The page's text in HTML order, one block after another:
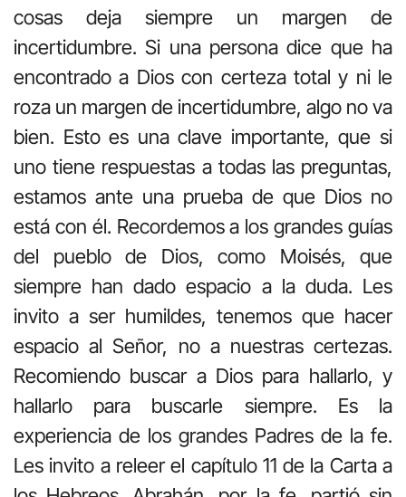
cosas deja siempre un margen de
incertidumbre. Si una persona dice que ha
encontrado a Dios con certeza total y ni le
roza un margen de incertidumbre, algo no va
bien. Esto es una clave importante, que si
uno tiene respuestas a todas las preguntas,
estamos ante una prueba de que Dios no
está con él. Recordemos a los grandes guías
del pueblo de Dios, como Moisés, que
siempre han dado espacio a la duda. Les
invito a ser humildes, tenemos que hacer
espacio al Señor, no a nuestras certezas.
Recomiendo buscar a Dios para hallarlo, y
hallarlo para buscarle siempre. Es la
experiencia de los grandes Padres de la fe.
Les invito a releer el capítulo 11 de la Carta a